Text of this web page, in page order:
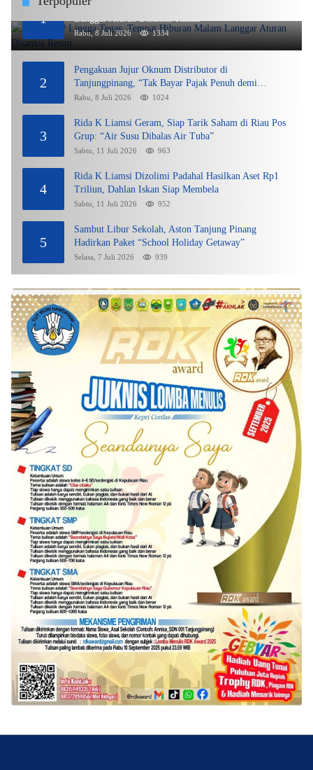
1
DPMPTSP Lingga Tegas, Tempat Hiburan Malam
Langgar Aturan Disanksi Resmi
Rabu, 8 Juli 2026 1334
2
Pengakuan Jujur Oknum Distributor di
Tanjungpinang, “Tak Bayar Pajak Penuh demi
Untung”
Rabu, 8 Juli 2026 1024
3
Rida K Liamsi Geram, Siap Tarik Saham di Riau Pos
Grup: “Air Susu Dibalas Air Tuba”
Sabtu, 11 Juli 2026 963
4
Rida K Liamsi Dizolimi Padahal Hasilkan Aset Rp1
Triliun, Dahlan Iskan Siap Membela
Sabtu, 11 Juli 2026 952
5
Sambut Libur Sekolah, Aston Tanjung Pinang
Hadirkan Paket “School Holiday Getaway”
Selasa, 7 Juli 2026 939